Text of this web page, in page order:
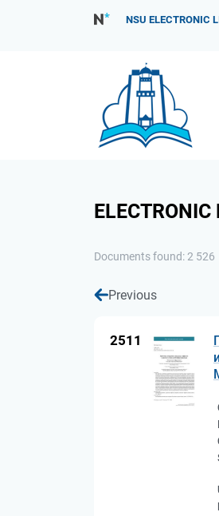
NSU ELECTRONIC
ELECTRONIC
Documents found: 2 526
Previous
2511